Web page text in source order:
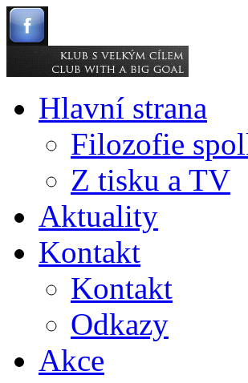
Hlavní strana
Filozofie
Z tisku a TV
Aktuality
Kontakt
Kontakt
Odkazy
Akce